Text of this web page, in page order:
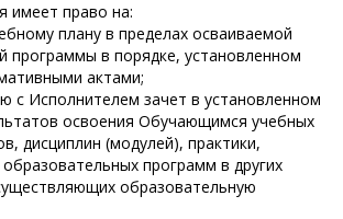
имеет право на:
плану в пределах осваиваемой
программы в порядке, установленном
актами;
с Исполнителем зачет в установленном
освоения Обучающимся учебных
дисциплин (модулей), практики,
программ в других
образовательную